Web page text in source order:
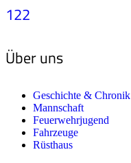
122
Über uns
Geschichte & Chronik
Mannschaft
Feuerwehrjugend
Fahrzeuge
Rüsthaus